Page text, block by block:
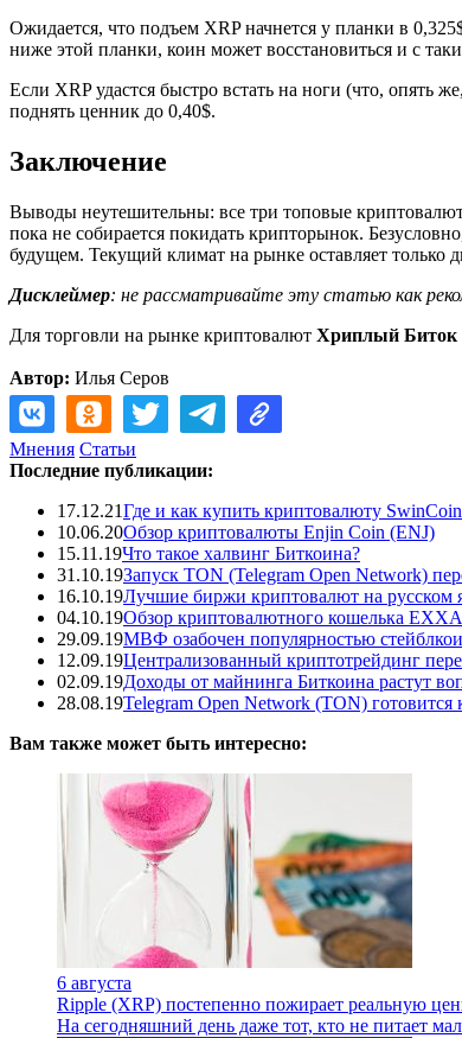
Ожидается, что подъем XRP начнется у планки в
ниже этой планки, коин может восстановиться и с
Если XRP удастся быстро встать на ноги (что, опять
поднять ценник до 0,40$.
Заключение
Выводы неутешительны: все три топовые
пока не собирается покидать крипторынок.
будущем. Текущий климат на рынке оставляет только
Дисклеймер: не рассматривайте эту статью как
Для торговли на рынке криптовалют Хриплый Биток
Автор: Илья Серов
Мнения Статьи
Последние публикации:
17.12.21Где и как купить криптовалюту
10.06.20Обзор криптовалюты Enjin Coin (ENJ)
15.11.19Что такое халвинг Биткоина?
31.10.19Запуск TON (Telegram Open Network)
16.10.19Лучшие биржи криптовалют на русском
04.10.19Обзор криптовалютного кошелька
29.09.19МВФ озабочен популярностью
12.09.19Централизованный криптотрейдинг
02.09.19Доходы от майнинга Биткоина растут
28.08.19Telegram Open Network (TON) готовится
Вам также может быть интересно:
6 августа
Ripple (XRP) постепенно пожирает реальную
На сегодняшний день даже тот, кто не питает